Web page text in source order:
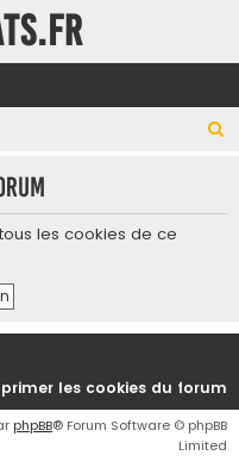
h
r
les cookies de ce
les cookies du forum
phpBB® Forum Software © phpBB
Limited